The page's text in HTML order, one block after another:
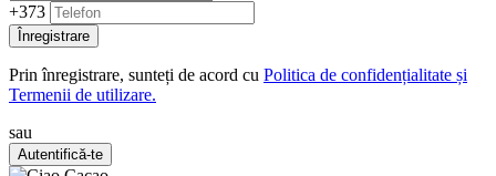
+373
Înregistrare
Prin înregistrare, sunteți de acord cu Politica de confidențialitate și
Termenii de utilizare.
sau
Autentifică-te